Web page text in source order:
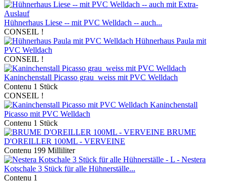
Hühnerhaus Liese -- mit PVC Welldach -- auch...
CONSEIL !
Hühnerhaus Paula mit
PVC Welldach
CONSEIL !
Kaninchenstall Picasso grau_weiss mit PVC Welldach
Contenu 1 Stück
CONSEIL !
Kaninchenstall
Picasso mit PVC Welldach
Contenu 1 Stück
BRUME
D'OREILLER 100ML - VERVEINE
Contenu 199 Milliliter
Nestera
Kotschale 3 Stück für alle Hühnerställe...
Contenu 1